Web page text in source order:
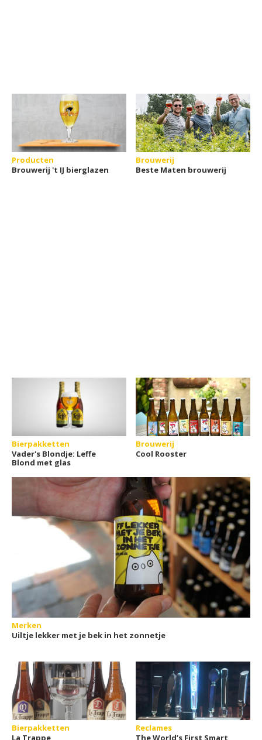
Producten
Brouwerij 't IJ bierglazen
Brouwerij
Beste Maten brouwerij
Bierpakketten
Vader's Blondje: Leffe
Blond met glas
Brouwerij
Cool Rooster
Merken
Uiltje lekker met je bek in het zonnetje
Bierpakketten
La Trappe
Reclames
The World’s First Smart